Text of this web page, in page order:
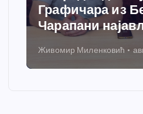
добија
грејања
Никола Петровић јул 31,